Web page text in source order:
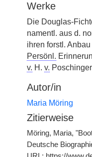
Werke
Die Douglas-
namentl. aus d.
ihren forstl. Anbau
Persönl.
v. H. v.
Autor/in
Maria Möring
Zitierweise
Möring, Maria,
Deutsche